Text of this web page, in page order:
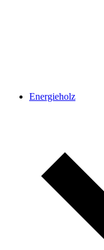
Energie­holz